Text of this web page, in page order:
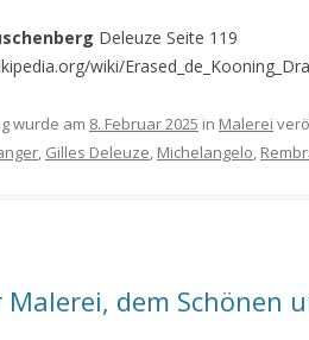
Deleuze Seite 119
wiki/
wurde am 8. Februar 2025 in Malerei
, Gilles Deleuze, Michelangelo,
Malerei, dem Schönen